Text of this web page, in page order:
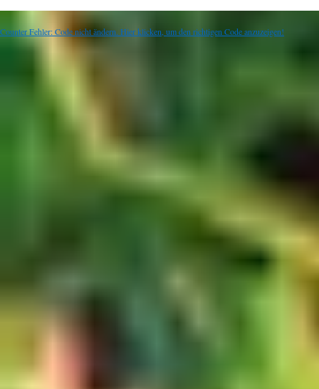
Counter Fehler: Code nicht ändern. Hier klicken, um den richtigen Code anzuzeigen!